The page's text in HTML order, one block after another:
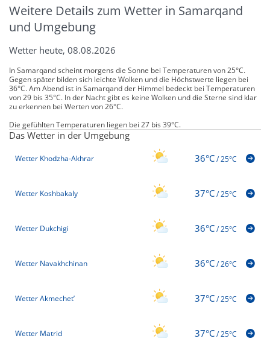
Weitere Details zum Wetter in Samarqand
und Umgebung
Wetter heute, 08.08.2026
In Samarqand scheint morgens die Sonne bei Temperaturen von 25°C.
Gegen später bilden sich leichte Wolken und die Höchstwerte liegen bei
36°C. Am Abend ist in Samarqand der Himmel bedeckt bei Temperaturen
von 29 bis 35°C. In der Nacht gibt es keine Wolken und die Sterne sind klar
zu erkennen bei Werten von 26°C.
Die gefühlten Temperaturen liegen bei 27 bis 39°C.
Das Wetter in der Umgebung
Wetter Khodzha-Akhrar 36°C/25°C
Wetter Koshbakaly 37°C/25°C
Wetter Dukchigi 36°C/25°C
Wetter Navakhchinan 36°C/26°C
Wetter Akmechet’ 37°C/25°C
Wetter Matrid 37°C/25°C